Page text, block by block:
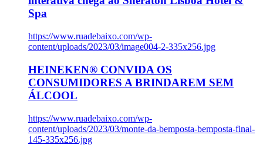
Spa
https://www.ruadebaixo.com/wp-
content/uploads/2023/03/image004-2-335x256.jpg
HEINEKEN® CONVIDA OS
CONSUMIDORES A BRINDAREM SEM
ÁLCOOL
https://www.ruadebaixo.com/wp-
content/uploads/2023/03/monte-da-bemposta-bemposta-final-
145-335x256.jpg